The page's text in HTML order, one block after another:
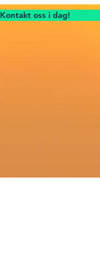
Kontakt oss i dag!